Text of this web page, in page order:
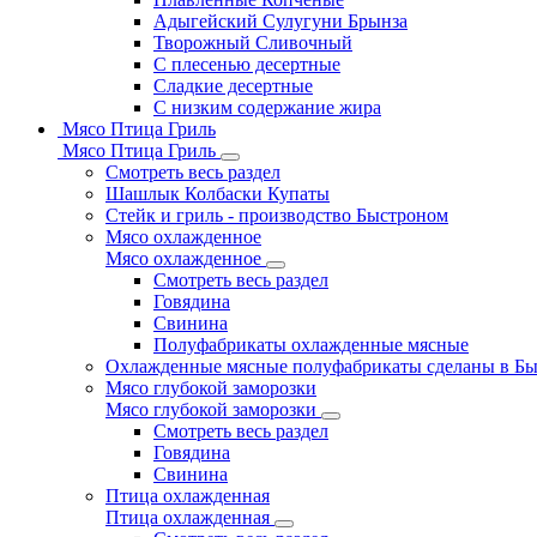
Адыгейский Сулугуни Брынза
Творожный Сливочный
С плесенью десертные
Сладкие десертные
С низким содержание жира
Мясо Птица Гриль
Мясо Птица Гриль
Смотреть весь раздел
Шашлык Колбаски Купаты
Стейк и гриль - производство Быстроном
Мясо охлажденное
Мясо охлажденное
Смотреть весь раздел
Говядина
Свинина
Полуфабрикаты охлажденные мясные
Охлажденные мясные полуфабрикаты сделаны в
Мясо глубокой заморозки
Мясо глубокой заморозки
Смотреть весь раздел
Говядина
Свинина
Птица охлажденная
Птица охлажденная